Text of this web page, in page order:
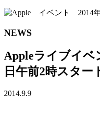
NEWS
Appleライブイベ
日午前2時スター
2014.9.9